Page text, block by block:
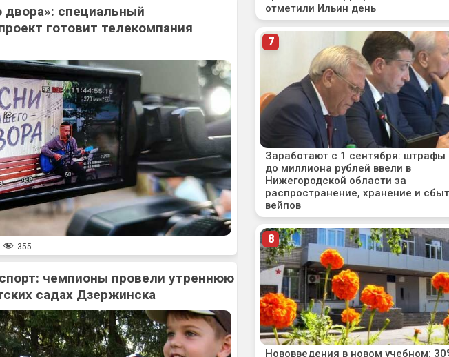
двора»: специальный
готовит телекомпания
355
чемпионы провели утреннюю
садах Дзержинска